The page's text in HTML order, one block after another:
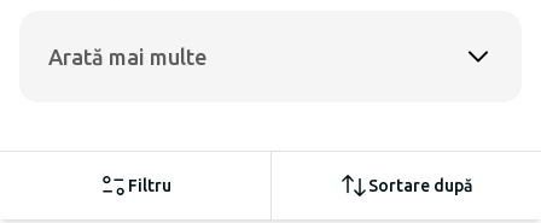
Arată mai multe
Filtru Sortare după